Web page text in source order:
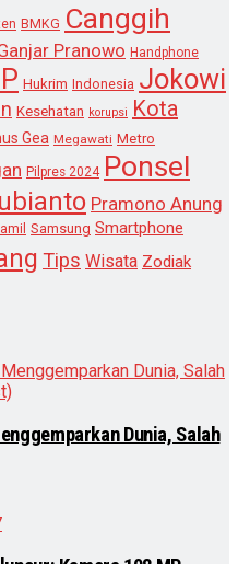
BMKG Canggih
Pranowo Handphone
Hukrim Indonesia Jokowi
Kesehatan korupsi Kota
Gea Megawati Metro
Pilpres 2024 Ponsel
Pramono Anung
Samsung Smartphone
Tips Wisata Zodiak
Dunia, Salah